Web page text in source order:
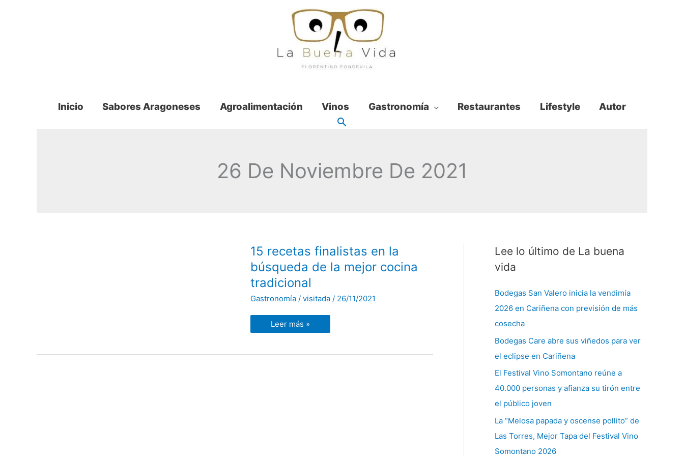
Inicio Sabores Aragoneses Agroalimentación Vinos Gastronomía Restaurantes Lifestyle Autor
26 De Noviembre De 2021
15 recetas finalistas en la
búsqueda de la mejor cocina
tradicional
Gastronomía/ visitada/ 26/11/2021
15
recetas
finalistas
en
la
búsqueda
la
cocina
tradicional
Leer más »
Lee lo último de La buena
vida
Bodegas San Valero inicia la vendimia
2026 en Cariñena con previsión de más
cosecha
Bodegas Care abre sus viñedos para ver
el eclipse en Cariñena
El Festival Vino Somontano reúne a
40.000 personas y afianza su tirón entre
el público joven
La “Melosa papada y oscense pollito” de
Las Torres, Mejor Tapa del Festival Vino
Somontano 2026
C
a
e
g
o
r
í
a
s